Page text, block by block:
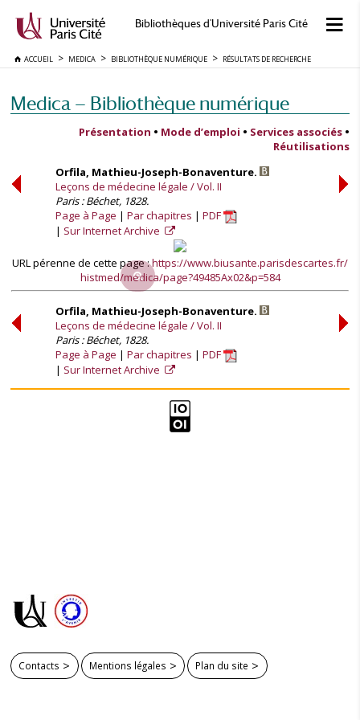
Bibliothèques d'Université Paris Cité
ACCUEIL MEDICA BIBLIOTHÈQUE NUMÉRIQUE RÉSULTATS DE RECHERCHE
Medica — Bibliothèque numérique
Présentation • Mode d’emploi • Services associés •
Réutilisations
Orfila, Mathieu-Joseph-Bonaventure.
Leçons de médecine légale / Vol. II
Paris : Béchet, 1828.
Page à Page
Par chapitres
PDF
Sur Internet Archive
URL pérenne de cette page :https://www.biusante.parisdescartes.fr/
histmed/medica/page?49485Ax02&p=584
Orfila, Mathieu-Joseph-Bonaventure.
Leçons de médecine légale / Vol. II
Paris : Béchet, 1828.
Page à Page
Par chapitres
PDF
Sur Internet Archive
Contacts Mentions légales Plan du site